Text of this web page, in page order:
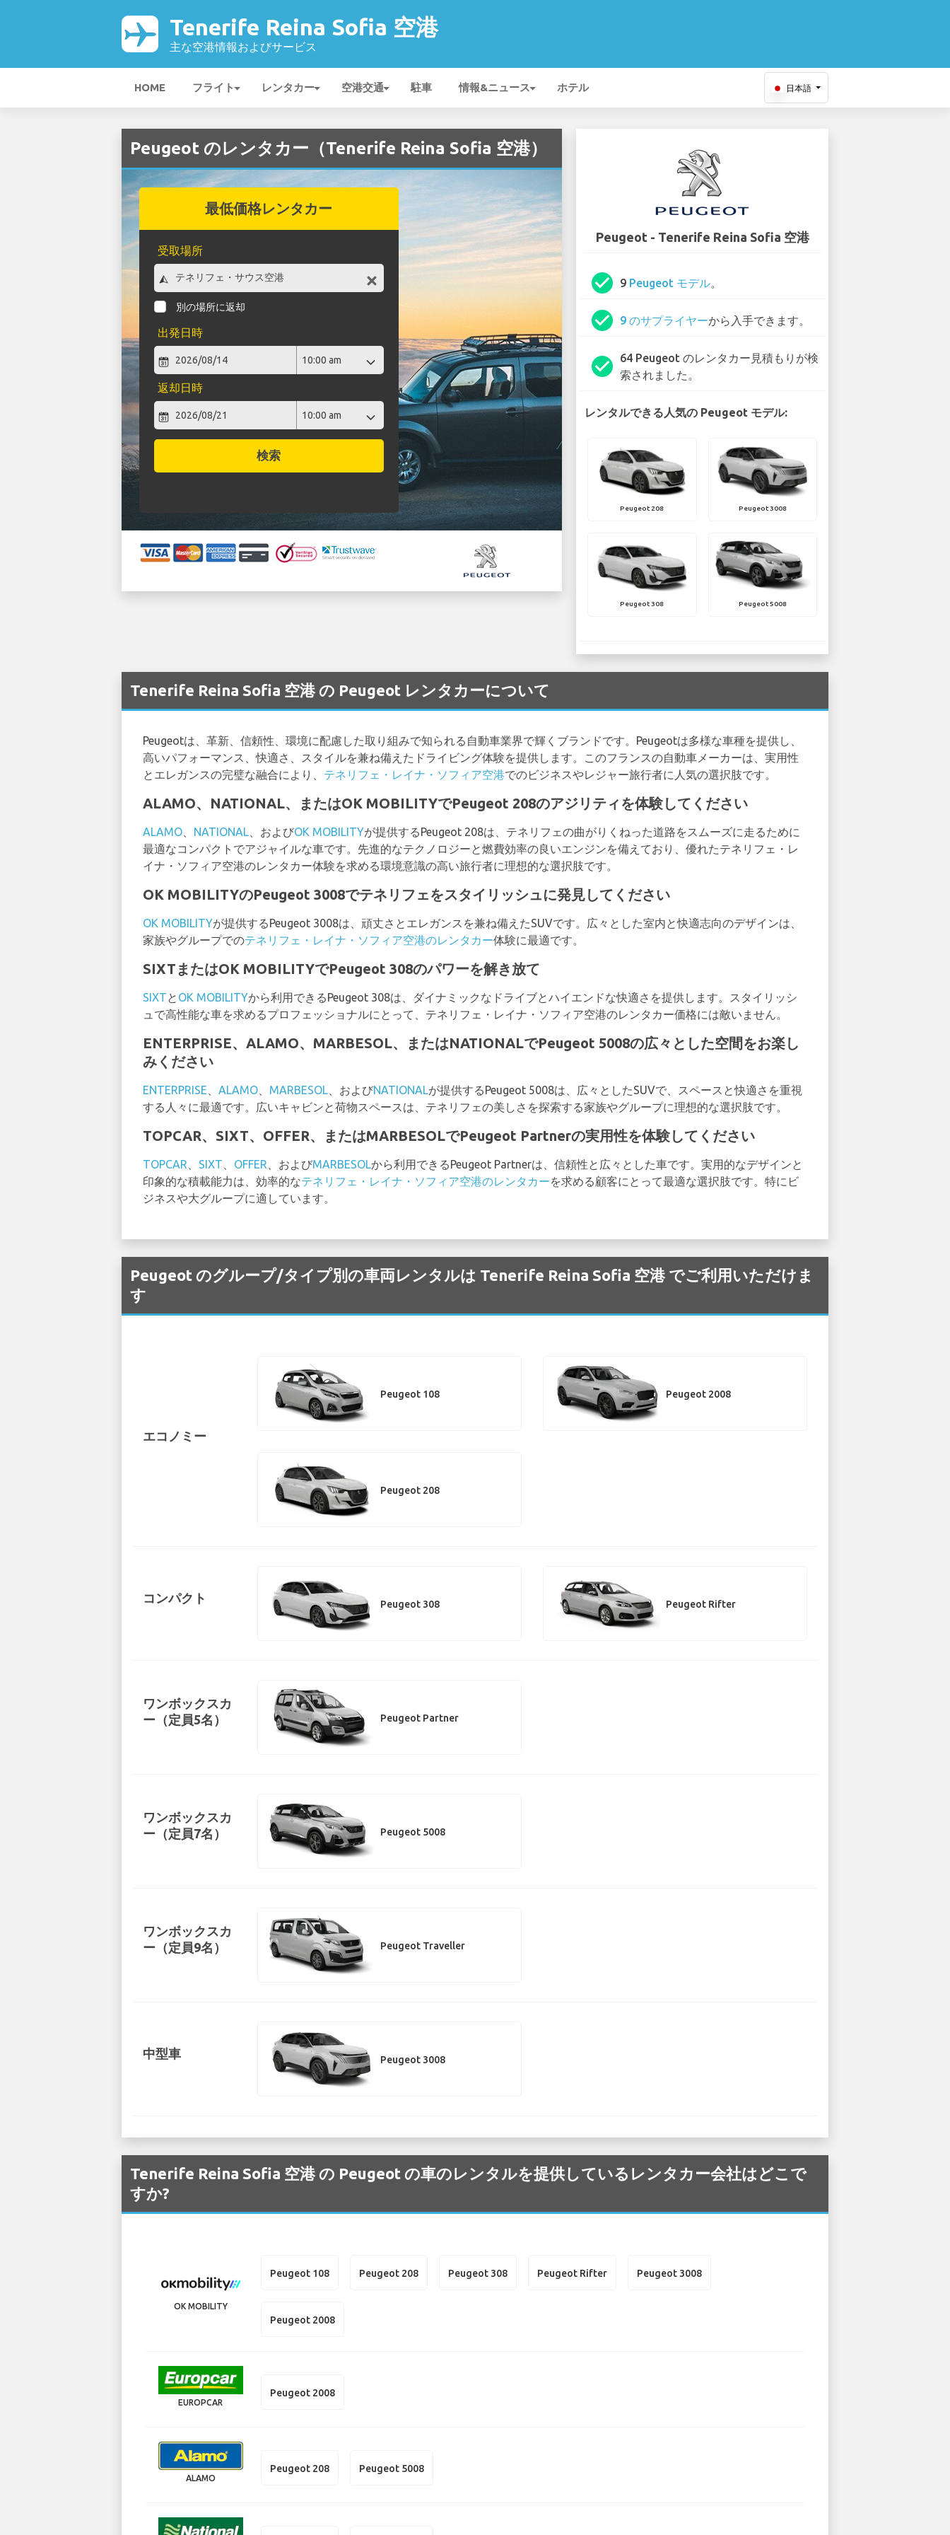
Tenerife Reina Sofia 空港
主な空港情報およびサービス
HOME フライト レンタカー 空港交通 駐車 情報&ニュース ホテル 日本語
Peugeot のレンタカー（Tenerife Reina Sofia 空港）
最低価格レンタカー
受取場所
別の場所に返却
出発日時
返却日時
検索
Peugeot - Tenerife Reina Sofia 空港
check_circle 9 Peugeot モデル。
check_circle 9 のサプライヤーから入手できます。
check_circle
64 Peugeot のレンタカー見積もりが検
索されました。
レンタルできる人気の Peugeot モデル:
Peugeot 208 Peugeot 3008
Peugeot 308 Peugeot 5008
Tenerife Reina Sofia 空港 の Peugeot レンタカーについて
Peugeotは、革新、信頼性、環境に配慮した取り組みで知られる自動車業界で輝くブランドです。Peugeotは多様な車種を提供し、
高いパフォーマンス、快適さ、スタイルを兼ね備えたドライビング体験を提供します。このフランスの自動車メーカーは、実用性
とエレガンスの完璧な融合により、 テネリフェ・レイナ・ソフィア空港でのビジネスやレジャー旅行者に人気の選択肢です。
ALAMO、NATIONAL、またはOK MOBILITYでPeugeot 208のアジリティを体験してください
ALAMO NATIONAL 、およびOK MOBILITYが提供するPeugeot 208は、テネリフェの曲がりくねった道路をスムーズに走るために
最適なコンパクトでアジャイルな車です。先進的なテクノロジーと燃費効率の良いエンジンを備えており、優れたテネリフェ・レ
イナ・ソフィア空港のレンタカー体験を求める環境意識の高い旅行者に理想的な選択肢です。
OK MOBILITYのPeugeot 3008でテネリフェをスタイリッシュに発見してください
OK MOBILITYが提供するPeugeot 3008は、頑丈さとエレガンスを兼ね備えたSUVです。広々とした室内と快適志向のデザインは、
家族やグループでのテネリフェ・レイナ・ソフィア空港のレンタカー体験に最適です。
SIXTまたはOK MOBILITYでPeugeot 308のパワーを解き放て
SIXTと OK MOBILITYから利用できるPeugeot 308は、ダイナミックなドライブとハイエンドな快適さを提供します。スタイリッシ
ュで高性能な車を求めるプロフェッショナルにとって、テネリフェ・レイナ・ソフィア空港のレンタカー価格には敵いません。
ENTERPRISE、ALAMO、MARBESOL、またはNATIONALでPeugeot 5008の広々とした空間をお楽し
みください
ENTERPRISE ALAMO MARBESOL 、およびNATIONALが提供するPeugeot 5008は、広々としたSUVで、スペースと快適さを重視
する人々に最適です。広いキャビンと荷物スペースは、テネリフェの美しさを探索する家族やグループに理想的な選択肢です。
TOPCAR、SIXT、OFFER、またはMARBESOLでPeugeot Partnerの実用性を体験してください
TOPCAR SIXT OFFER 、およびMARBESOLから利用できるPeugeot Partnerは、信頼性と広々とした車です。実用的なデザインと
印象的な積載能力は、効率的なテネリフェ・レイナ・ソフィア空港のレンタカーを求める顧客にとって最適な選択肢です。特にビ
ジネスや大グループに適しています。
Peugeot のグループ/タイプ別の車両レンタルは Tenerife Reina Sofia 空港 でご利用いただけま
す
エコノミー
Peugeot 108 Peugeot 2008
Peugeot 208
コンパクト Peugeot 308 Peugeot Rifter
ワンボックスカ
ー（定員5名）
Peugeot Partner
ワンボックスカ
ー（定員7名）
Peugeot 5008
ワンボックスカ
ー（定員9名）
Peugeot Traveller
中型車 Peugeot 3008
Tenerife Reina Sofia 空港 の Peugeot の車のレンタルを提供しているレンタカー会社はどこで
すか?
OK MOBILITY
Peugeot 108 Peugeot 208 Peugeot 308 Peugeot Rifter Peugeot 3008
Peugeot 2008
EUROPCAR
Peugeot 2008
ALAMO
Peugeot 208 Peugeot 5008